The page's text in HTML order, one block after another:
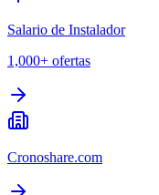
Salario de Instalador
1,000+ ofertas
Cronoshare.com